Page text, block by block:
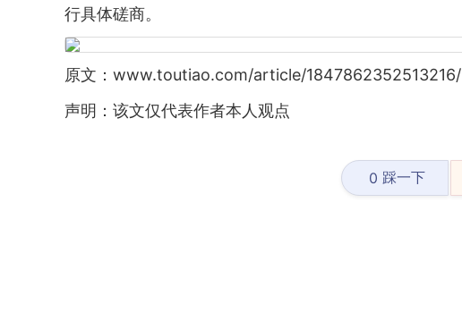
行具体磋商。
原文：www.toutiao.com/article/1847862352513216/
声明：该文仅代表作者本人观点
0 踩一下